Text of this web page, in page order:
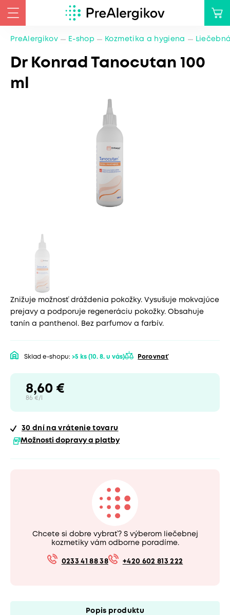
PreAlergikov E-shop Kozmetika a hygiena
Dr Konrad Tanocutan 100
ml
Znižuje možnosť dráždenia pokožky. Vysušuje mokvajúce
prejavy a podporuje regeneráciu pokožky. Obsahuje
tanín a panthenol. Bez parfumov a farbív.
Sklad e-shopu: >5 ks (10. 8. u vás) Porovnať
8,60 €
86 €/l
30 dní na vrátenie tovaru
Možnosti dopravy a platby
Chcete si dobre vybrať? S výberom liečebnej
kozmetiky vám odborne poradíme.
0233 41 88 38 +420 602 813 222
Popis produktu